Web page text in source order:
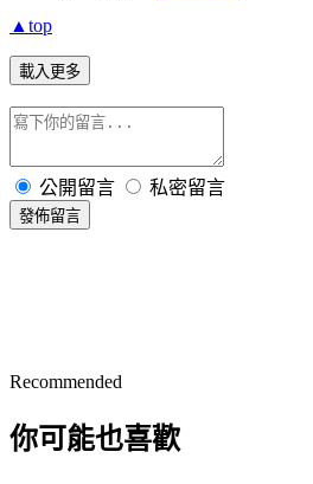
▲top
載入更多
公開留言 私密留言
發佈留言
Recommended
你可能也喜歡